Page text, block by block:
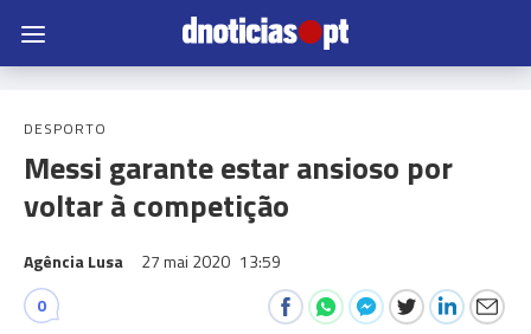
DESPORTO
Messi garante estar ansioso por
voltar à competição
Agência Lusa 27 mai 2020 13:59
0